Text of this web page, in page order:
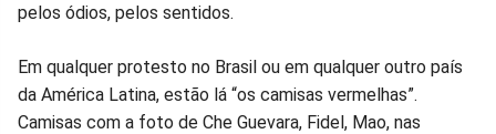
pelos ódios, pelos sentidos.
Em qualquer protesto no Brasil ou em qualquer outro país
da América Latina, estão lá “os camisas vermelhas”.
Camisas com a foto de Che Guevara, Fidel, Mao, nas